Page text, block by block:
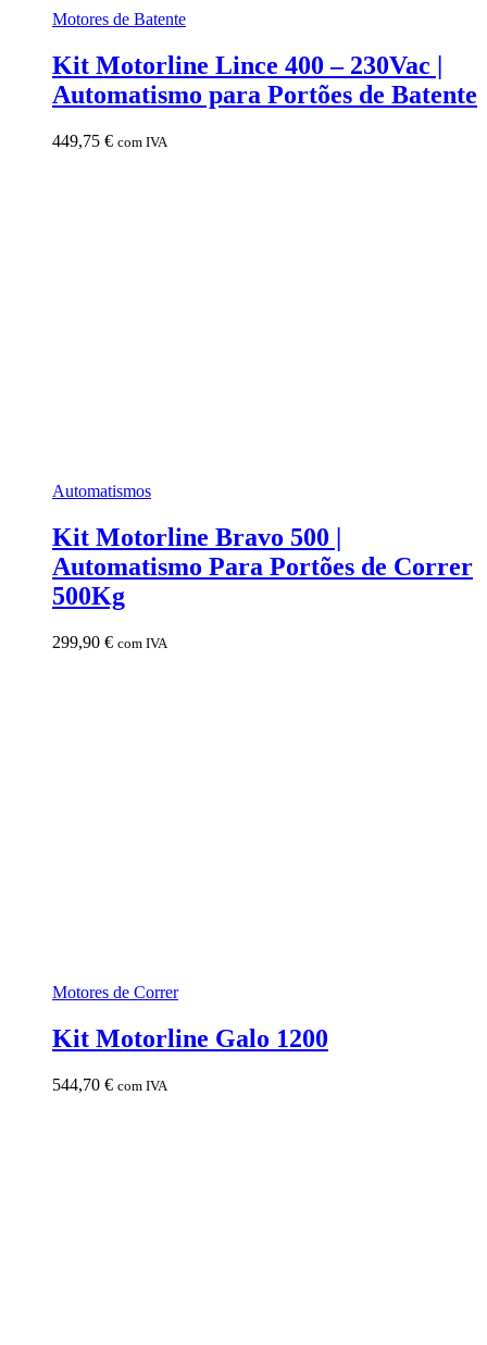
Motores de Batente
Kit Motorline Lince 400 – 230Vac |
Automatismo para Portões de Batente
449,75 € com IVA
Automatismos
Kit Motorline Bravo 500 |
Automatismo Para Portões de Correr
500Kg
299,90 € com IVA
Motores de Correr
Kit Motorline Galo 1200
544,70 € com IVA